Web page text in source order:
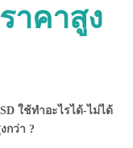
าคาสูง
ใช้ทำอะไรได้-ไม่ได้
กว่า ?